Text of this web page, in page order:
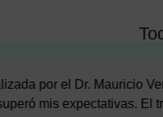
el Dr. Mauricio
natural que